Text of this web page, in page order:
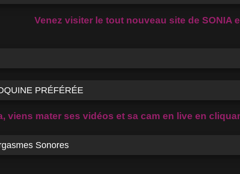
Venez visiter le tout nouveau site de SONIA
PRÉFÉRÉE
viens mater ses vidéos et sa cam en live en
Sonores